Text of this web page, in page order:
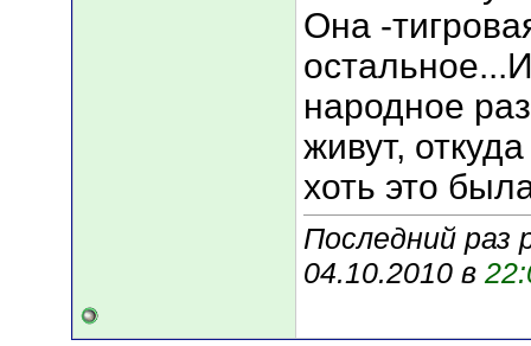
Она -
народное
живут,
хоть это
Последний раз
04.10.2010 в